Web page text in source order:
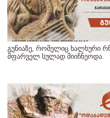
გუნიაზე, რომელიც ხალხური
მფარველ სულად მიიჩნეოდა.